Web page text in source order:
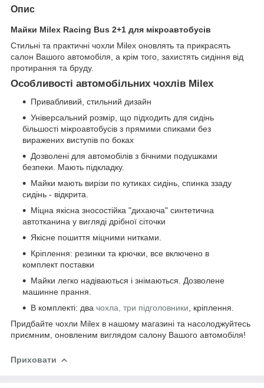
Опис
Майки Milex Racing Bus 2+1 для мікроавтобусів
Стильні та практичні чохли Milex оновлять та прикрасять
салон Вашого автомобіля, а крім того, захистять сидіння від
протирання та бруду.
Особливості автомобільних чохлів Milex
Привабливий, стильний дизайн
Універсальний розмір, що підходить для сидінь
більшості мікроавтобусів з прямими спиками без
виражених виступів по боках
Дозволені для автомобілів з бічними подушками
безпеки. Мають підкладку.
Майки мають вирізи по кутиках сидінь, спинка ззаду
сидінь - відкрита.
Міцна якісна зносостійка "дихаюча" синтетична
автотканина у вигляді дрібної сіточки
Якісне пошиття міцними нитками.
Кріплення: резинки та крючки, все включено в
комплект поставки
Майки легко надіваються і знімаються. Дозволене
машинне прання.
В комплекті: два чохла, три підголовники , кріплення.
Придбайте чохли Milex в нашому магазині та насолоджуйтесь
приємним, оновленим виглядом салону Вашого автомобіля!
Приховати